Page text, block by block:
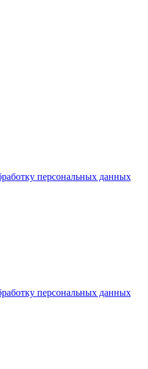
персональных данных
персональных данных